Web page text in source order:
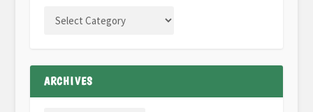
ARCHIVES